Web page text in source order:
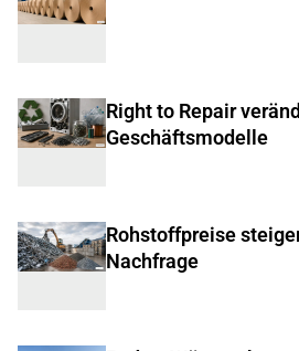
Right to Repair
Geschäftsmodelle
Rohstoffpreise
Nachfrage